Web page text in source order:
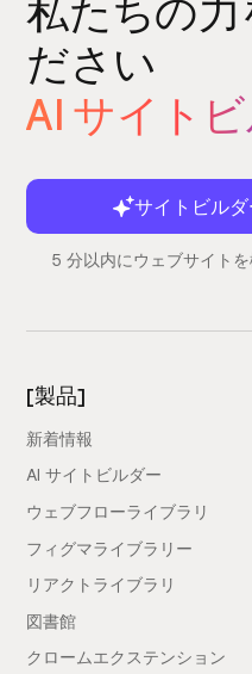
私たちの力
ださい
AI サイト
サイトビル
5 分以内にウェブサイト
[製品]
新着情報
AI サイトビルダー
ウェブフローライブラリ
フィグマライブラリー
リアクトライブラリ
図書館
クロームエクステンション